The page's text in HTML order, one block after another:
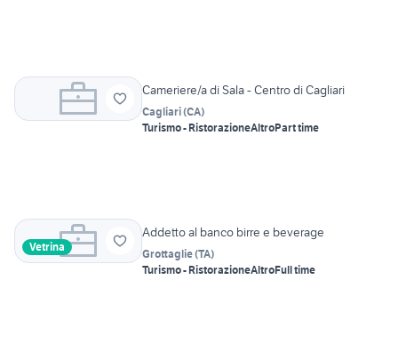
Cameriere/a di Sala - Centro di Cagliari
Cagliari(CA)
Turismo - RistorazioneAltroPart time
Vetrina
Addetto al banco birre e beverage
Grottaglie(TA)
Turismo - RistorazioneAltroFull time